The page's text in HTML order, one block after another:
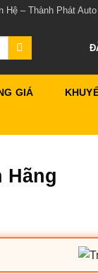
Hệ – Thành Phát Auto
GIÁ
Hãng